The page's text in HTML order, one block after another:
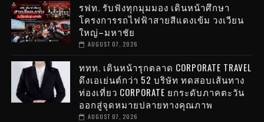
รฟท. รับฟังทุกมุมมอง เดินหน้าศึกษา
โครงการรถไฟฟ้าสายสีแดงเข้ม วงเวียน
ใหญ่–มหาชัย
AUGUST 07, 2026
ททท. เดินหน้ารุกตลาด CORPORATE TRAVEL
ดึงเอเย่นต์กว่า 52 บริษัท ทดสอบเส้นทาง
ท่องเที่ยว CORPORATE ยกระดับภาคตะวัน
ออกสู่จุดหมายปลายทางคุณภาพ
AUGUST 07, 2026